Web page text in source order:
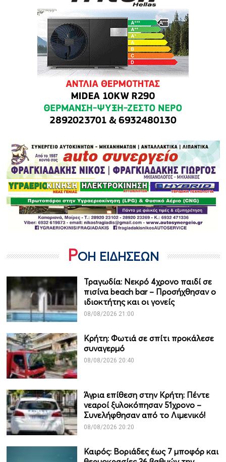
ΡΟΗ ΕΙΔΗΣΕΩΝ
Τραγωδία: Νεκρό 4χρονο παιδί σε
πισίνα beach bar – Προσήχθησαν ο
ιδιοκτήτης και οι γονείς
08/08/2026 21:00
Κρήτη: Φωτιά σε σπίτι προκάλεσε
συναγερμό
08/08/2026 20:40
Άγρια επίθεση στην Κρήτη: Πέντε
νεαροί ξυλοκόπησαν 51χρονο –
Συνελήφθησαν από το Λιμενικό!
08/08/2026 20:20
Καιρός: Βοριάδες έως 7 μποφόρ και